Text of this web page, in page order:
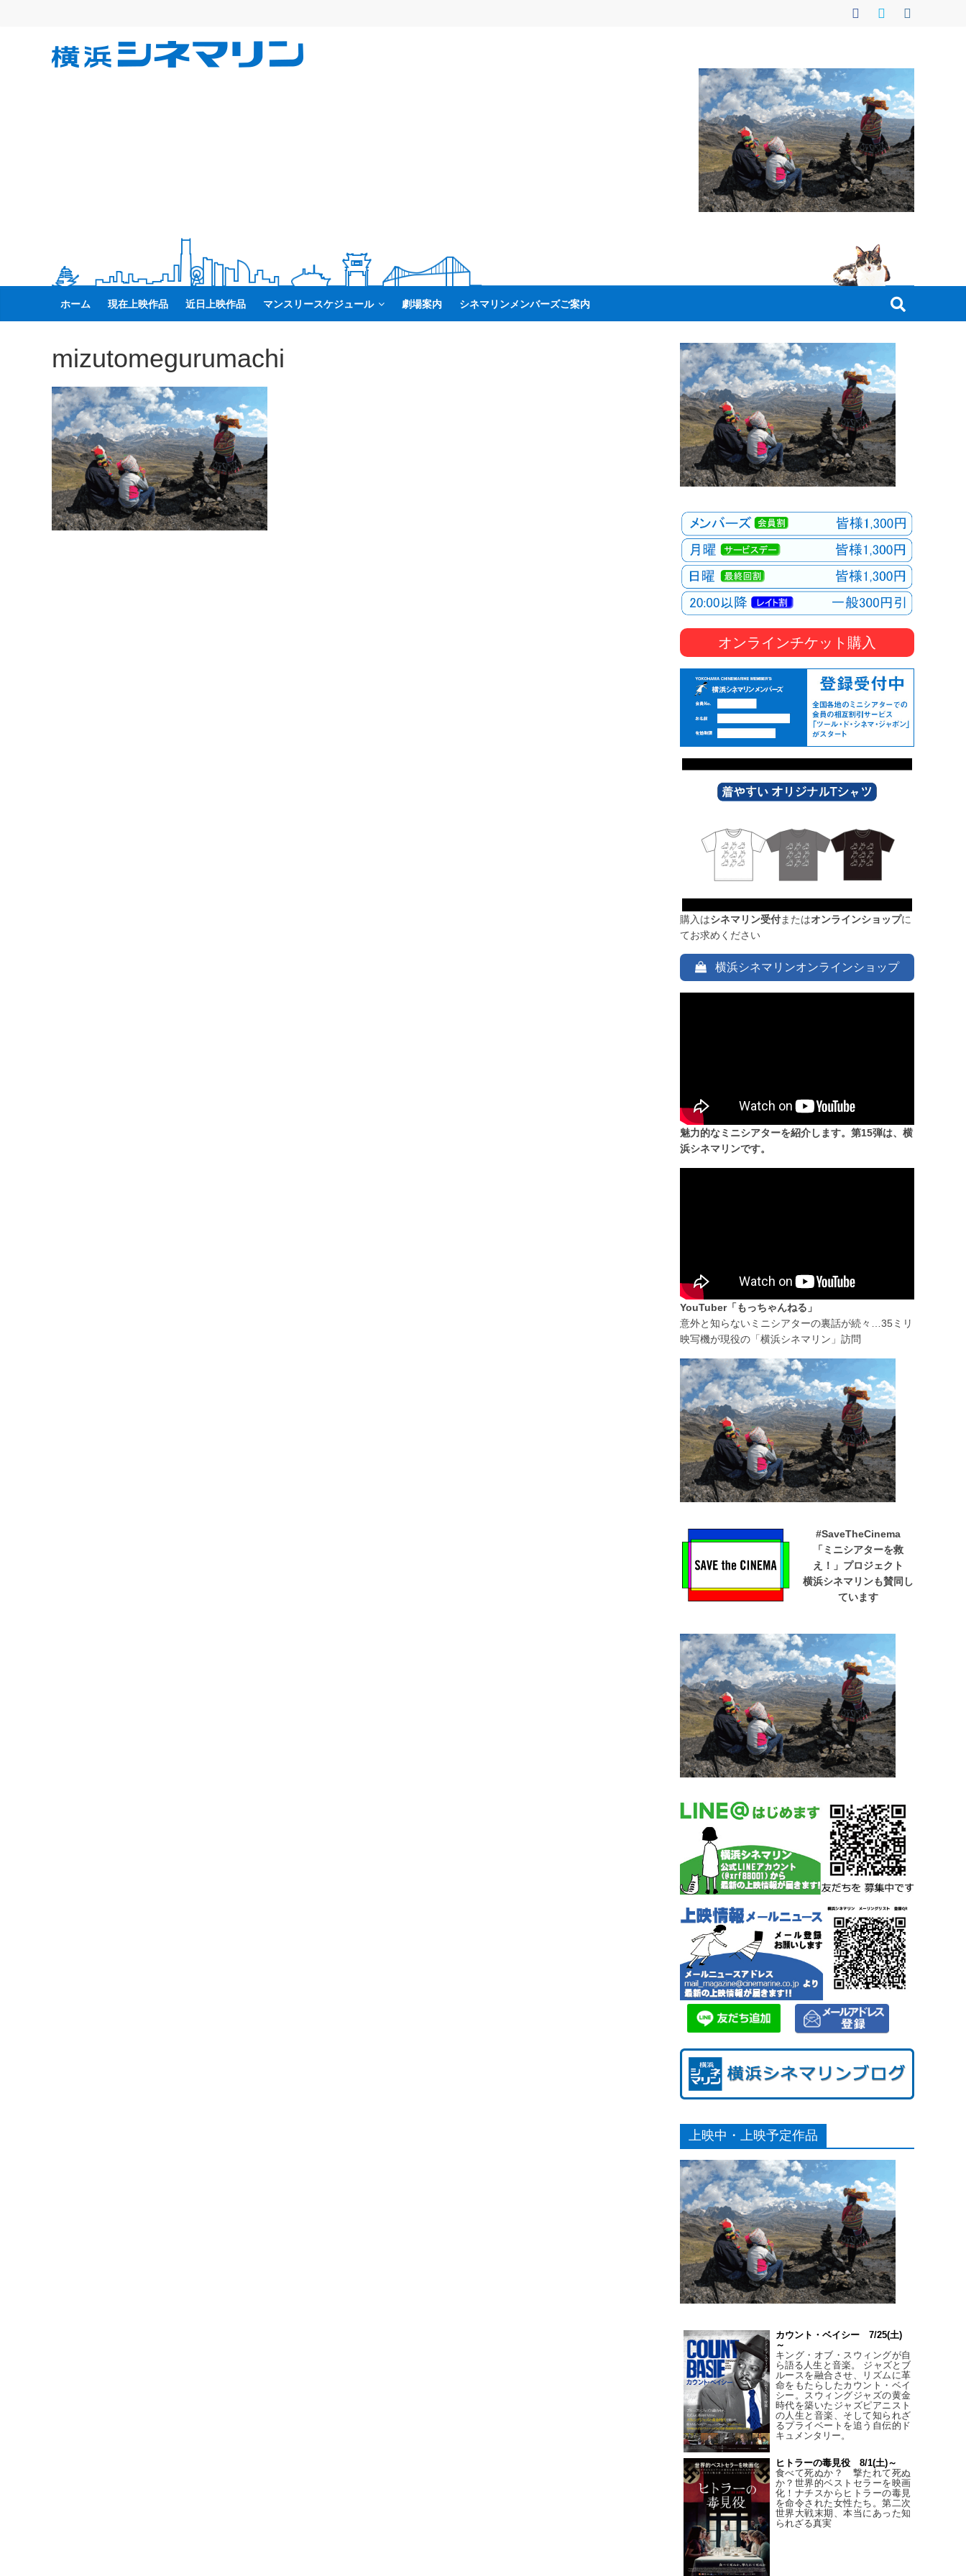
横
リ
ン
た
映
画
は
こ
の
街
で
ホーム 現在上映作品 近日上映作品 マンスリースケジュール 劇場案内 シネマリンメンバーズご案内
mizutomegurumachi
オンラインチケット購入
購入はシネマリン受付またはオンラインショップに
てお求めください
横浜シネマリンオンラインショップ
魅力的なミニシアターを紹介します。第15弾は、横
浜シネマリンです。
YouTuber「もっちゃんねる」
意外と知らないミニシアターの裏話が続々…35ミリ
映写機が現役の「横浜シネマリン」訪問
#SaveTheCinema
「ミニシアターを救
え！」プロジェクト
横浜シネマリンも賛同し
ています
上映中・上映予定作品
カウント・ベイシー 7/25(土)
～
キング・オブ・スウィングが自
ら語る人生と音楽。 ジャズとブ
ルースを融合させ、リズムに革
命をもたらしたカウント・ベイ
シー。スウィングジャズの黄金
時代を築いたジャズピアニスト
の人生と音楽、そして知られざ
るプライベートを追う自伝的ド
キュメンタリー。
ヒトラーの毒見役 8/1(土)～
食べて死ぬか？ 撃たれて死ぬ
か？世界的ベストセラーを映画
化！ナチスからヒトラーの毒見
を命令された女性たち。第二次
世界大戦末期、本当にあった知
られざる真実